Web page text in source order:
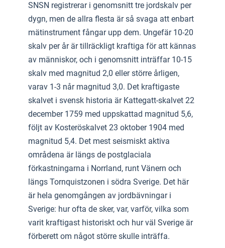
SNSN registrerar i genomsnitt tre jordskalv per
dygn, men de allra flesta är så svaga att enbart
mätinstrument fångar upp dem. Ungefär 10-20
skalv per år är tillräckligt kraftiga för att kännas
av människor, och i genomsnitt inträffar 10-15
skalv med magnitud 2,0 eller större årligen,
varav 1-3 når magnitud 3,0. Det kraftigaste
skalvet i svensk historia är Kattegatt-skalvet 22
december 1759 med uppskattad magnitud 5,6,
följt av Kosteröskalvet 23 oktober 1904 med
magnitud 5,4. Det mest seismiskt aktiva
områdena är längs de postglaciala
förkastningarna i Norrland, runt Vänern och
längs Tornquistzonen i södra Sverige. Det här
är hela genomgången av jordbävningar i
Sverige: hur ofta de sker, var, varför, vilka som
varit kraftigast historiskt och hur väl Sverige är
förberett om något större skulle inträffa.